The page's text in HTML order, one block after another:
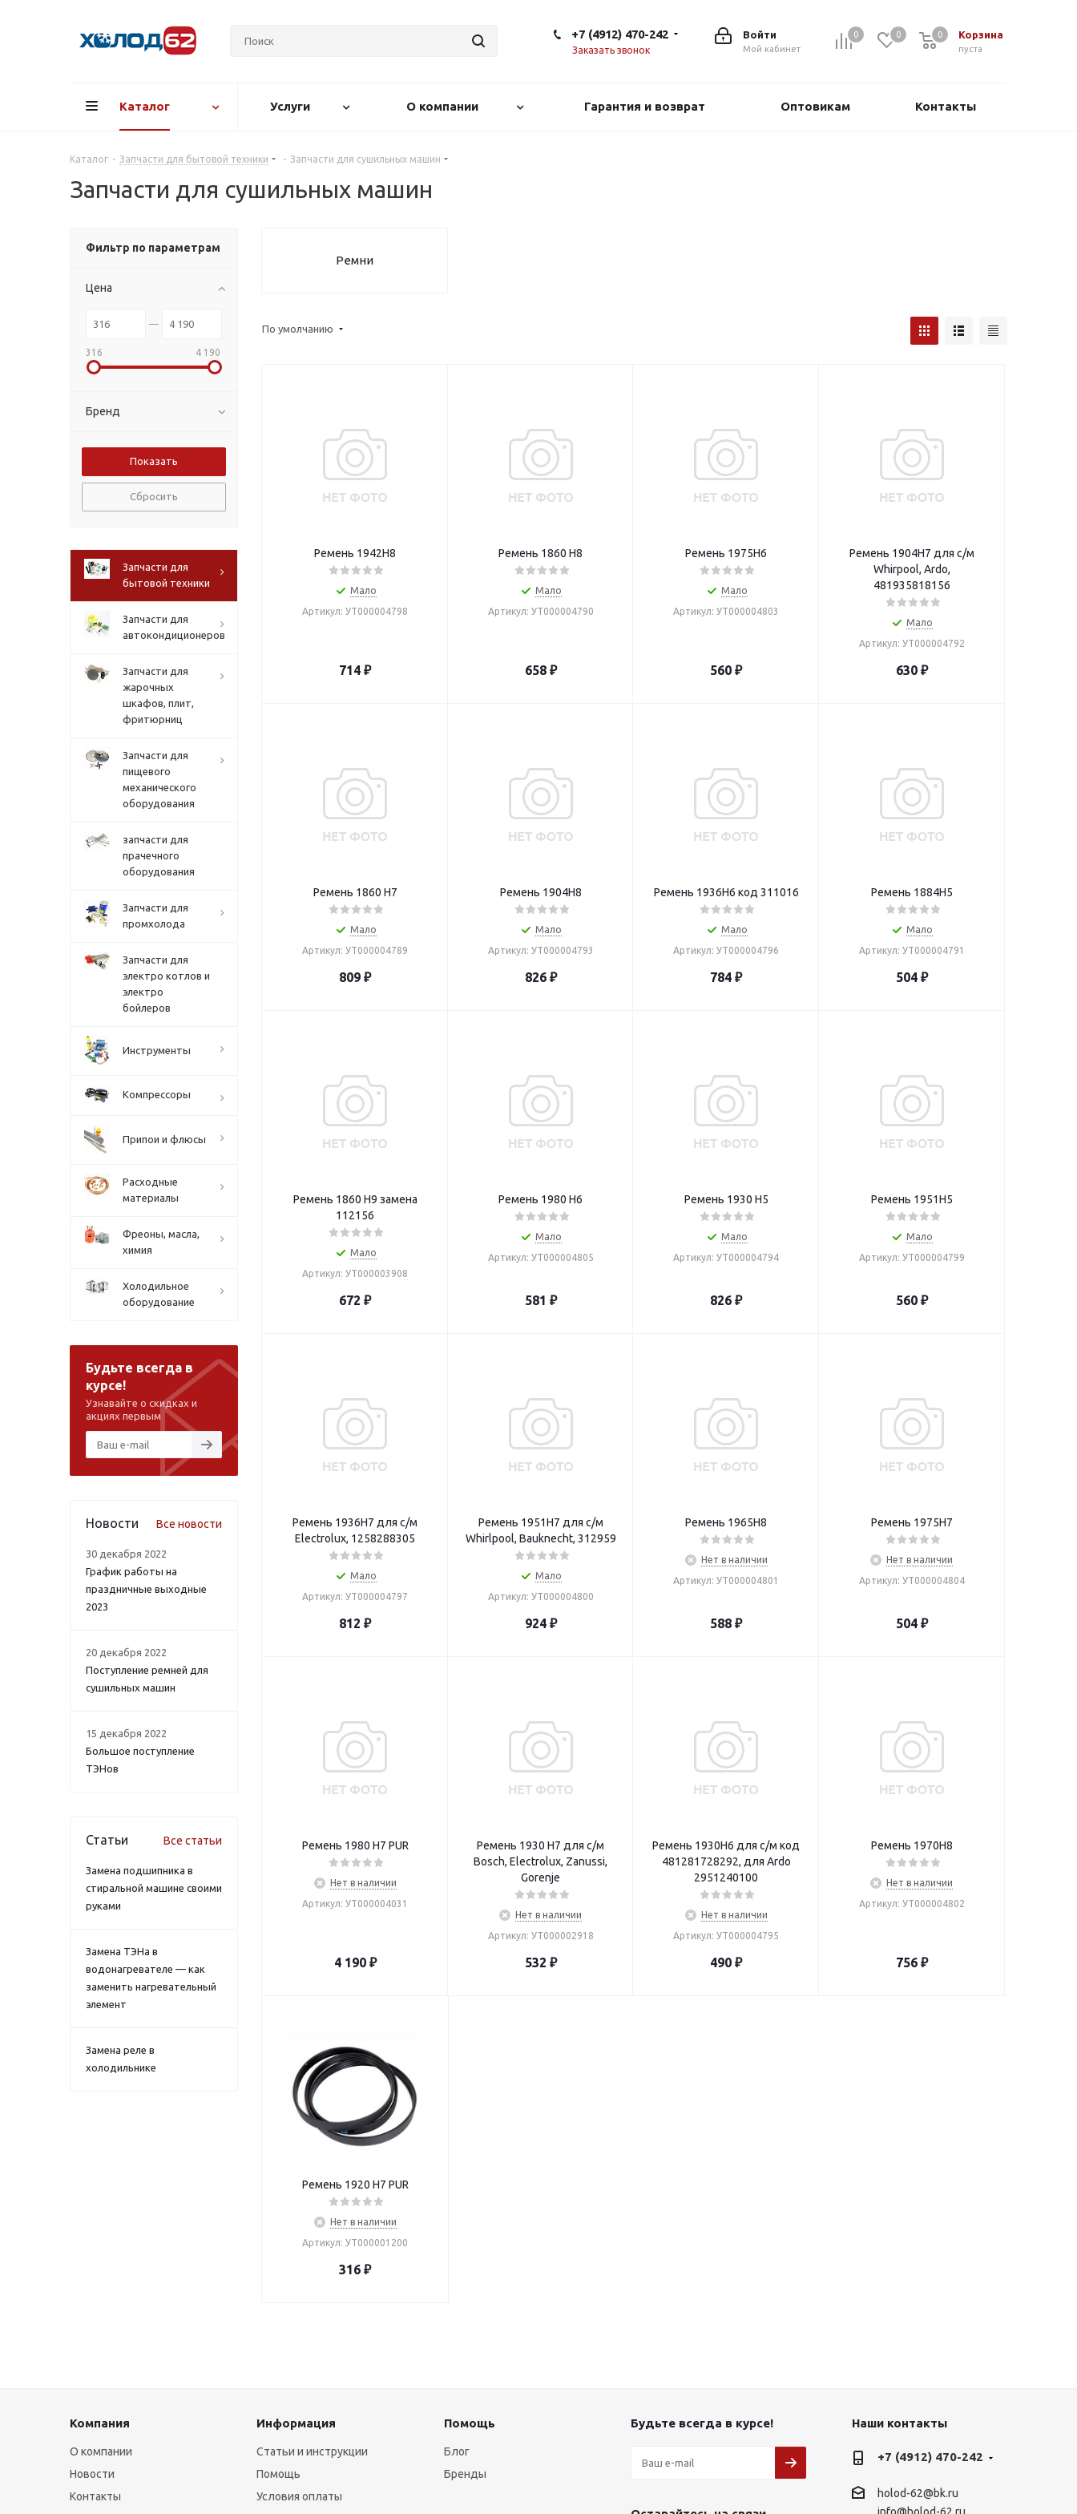
0 0 Корзина
0
пуста
0
Войти
Мой кабинет
+7 (4912) 470-242
Заказать звонок
Каталог Услуги О компании Гарантия и возврат Оптовикам Контакты
Каталог - Запчасти для бытовой техники - Запчасти для сушильных машин
Запчасти для сушильных машин
Ремни
По умолчанию
Ремень 1942H8
Мало
Артикул: УТ000004798
714 ₽
Ремень 1860 Н8
Мало
Артикул: УТ000004790
658₽
Ремень 1975H6
Мало
Артикул: УТ000004803
560 ₽
Ремень 1904H7 для с/м
Whirpool, Ardo,
481935818156
Мало
Артикул: УТ000004792
630₽
Ремень 1860 Н7
Мало
Артикул: УТ000004789
809 ₽
Ремень 1904H8
Мало
Артикул: УТ000004793
826₽
Ремень 1936H6 код 311016
Мало
Артикул: УТ000004796
784 ₽
Ремень 1884H5
Мало
Артикул: УТ000004791
504₽
Ремень 1860 Н9 замена
112156
Мало
Артикул: УТ000003908
672 ₽
Ремень 1980 H6
Мало
Артикул: УТ000004805
581 ₽
Ремень 1930 H5
Мало
Артикул: УТ000004794
826 ₽
Ремень 1951H5
Мало
Артикул: УТ000004799
560₽
Ремень 1936H7 для с/м
Electrolux, 1258288305
Мало
Артикул: УТ000004797
812 ₽
Ремень 1951H7 для с/м
Whirlpool, Bauknecht, 312959
Мало
Артикул: УТ000004800
924₽
Ремень 1965H8
Нет в наличии
Артикул: УТ000004801
588 ₽
Ремень 1975H7
Нет в наличии
Артикул: УТ000004804
504₽
Ремень 1980 H7 PUR
Нет в наличии
Артикул: УТ000004031
4 190₽
Ремень 1930 H7 для с/м
Bosch, Electrolux, Zanussi,
Gorenje
Нет в наличии
Артикул: УТ000002918
532 ₽
Ремень 1930H6 для с/м код
481281728292, для Ardo
2951240100
Нет в наличии
Артикул: УТ000004795
490 ₽
Ремень 1970H8
Нет в наличии
Артикул: УТ000004802
756₽
Ремень 1920 H7 PUR
Нет в наличии
Артикул: УТ000001200
316 ₽
Фильтр по параметрам
Цена
316 4 190
Бренд
Сбросить
Запчасти для
бытовой техники
Запчасти для
автокондиционеров
Запчасти для
жарочных
шкафов, плит,
фритюрниц
Запчасти для
пищевого
механического
оборудования
запчасти для
прачечного
оборудования
Запчасти для
промхолода
Запчасти для
электро котлов и
электро
бойлеров
Инструменты
Компрессоры
Припои и флюсы
Расходные
материалы
Фреоны, масла,
химия
Холодильное
оборудование
Будьте всегда в
курсе!
Узнавайте о скидках и
акциях первым
Новости Все новости
30 декабря 2022
График работы на
праздничные выходные
2023
20 декабря 2022
Поступление ремней для
сушильных машин
15 декабря 2022
Большое поступление
ТЭНов
Статьи Все статьи
Замена подшипника в
стиральной машине своими
руками
Замена ТЭНа в
водонагревателе — как
заменить нагревательный
элемент
Замена реле в
холодильнике
Компания
О компании
Новости
Контакты
Информация
Статьи и инструкции
Помощь
Условия оплаты
Помощь
Блог
Бренды
Будьте всегда в курсе! Наши контакты
+7 (4912) 470-242
holod-62@bk.ru